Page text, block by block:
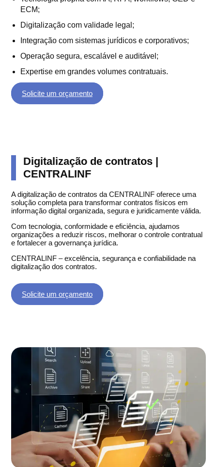
ECM;
Digitalização com validade legal;
Integração com sistemas jurídicos e corporativos;
Operação segura, escalável e auditável;
Expertise em grandes volumes contratuais.
Solicite um orçamento
Digitalização de contratos |
CENTRALINF
A digitalização de contratos da CENTRALINF oferece uma
solução completa para transformar contratos físicos em
informação digital organizada, segura e juridicamente válida.
Com tecnologia, conformidade e eficiência, ajudamos
organizações a reduzir riscos, melhorar o controle contratual
e fortalecer a governança jurídica.
CENTRALINF – excelência, segurança e confiabilidade na
digitalização dos contratos.
Solicite um orçamento